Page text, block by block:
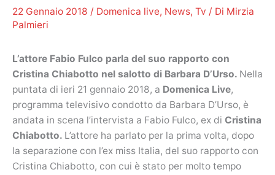
22 Gennaio 2018 / Domenica live, News, Tv / Di Mirzia
Palmieri
L’attore Fabio Fulco parla del suo rapporto con
Cristina Chiabotto nel salotto di Barbara D’Urso. Nella
puntata di ieri 21 gennaio 2018, a Domenica Live,
programma televisivo condotto da Barbara D’Urso, è
andata in scena l’intervista a Fabio Fulco, ex di Cristina
Chiabotto. L’attore ha parlato per la prima volta, dopo
la separazione con l’ex miss Italia, del suo rapporto con
Cristina Chiabotto, con cui è stato per molto tempo